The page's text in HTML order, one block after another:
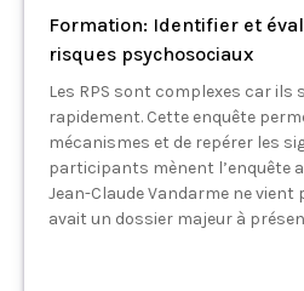
Formation: Identifier et
risques psychosociaux
Les RPS sont complexes car ils
rapidement. Cette enquête
mécanismes et de repérer les
participants mènent l’enquête
Jean-Claude Vandarme ne vient
avait un dossier majeur à